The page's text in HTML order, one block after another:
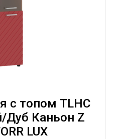
с топом TLHC
Дуб Каньон Z
LUX